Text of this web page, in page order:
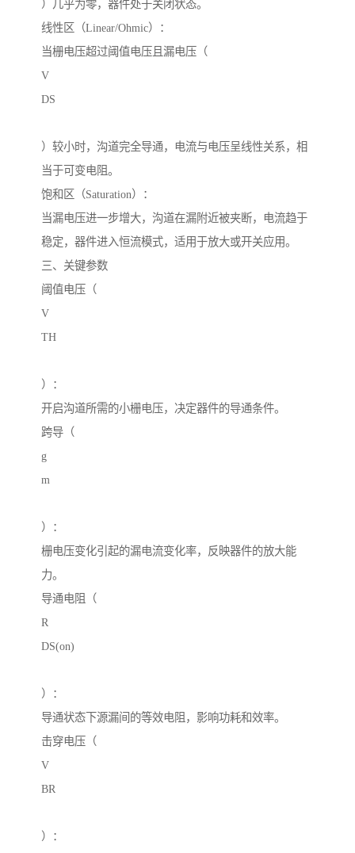
）几乎为零，器件处于关闭状态。
线性区（Linear/Ohmic）：
当栅电压超过阈值电压且漏电压（
V
DS
）较小时，沟道完全导通，电流与电压呈线性关系，相
当于可变电阻。
饱和区（Saturation）：
当漏电压进一步增大，沟道在漏附近被夹断，电流趋于
稳定，器件进入恒流模式，适用于放大或开关应用。
三、关键参数
阈值电压（
V
TH
）：
开启沟道所需的小栅电压，决定器件的导通条件。
跨导（
g
m
）：
栅电压变化引起的漏电流变化率，反映器件的放大能
力。
导通电阻（
R
DS(on)
）：
导通状态下源漏间的等效电阻，影响功耗和效率。
击穿电压（
V
BR
）：